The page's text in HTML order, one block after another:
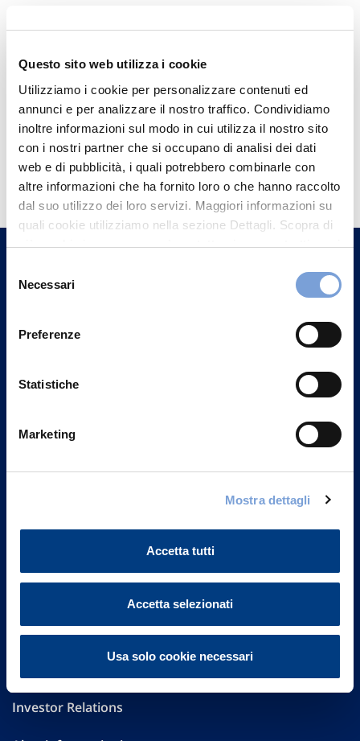
Questo sito web utilizza i cookie
Utilizziamo i cookie per personalizzare contenuti ed
annunci e per analizzare il nostro traffico. Condividiamo
inoltre informazioni sul modo in cui utilizza il nostro sito
con i nostri partner che si occupano di analisi dei dati
web e di pubblicità, i quali potrebbero combinarle con
altre informazioni che ha fornito loro o che hanno raccolto
dal suo utilizzo dei loro servizi. Maggiori informazioni su
quali cookie utilizziamo nella sezione Dettagli. Scopra di
più su chi siamo, come può contattarci e come trattiamo i
può trovare nel footer del sito nella sezione "Informativa
delNecessari
Preferenze
Statistiche
Marketing
Mostra dettagli
Accetta tutti
Accetta selezionati
Usa solo cookie necessari
Hai bisogno di
informazioni?
Trova l'Agenzia più vicina a te e parla con
Contattaci
Vittoria Assicurazioni S.p.A.
20149 Milano
FAQ
Investor Relations